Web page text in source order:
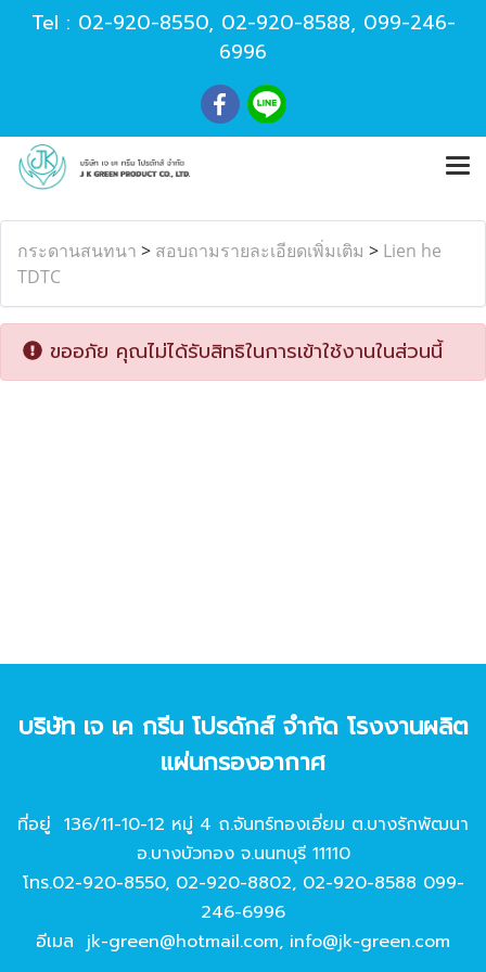
Tel : 02-920-8550, 02-920-8588, 099-246-
6996
กระดานสนทนา > สอบถามรายละเอียดเพิ่มเติม > Lien he
TDTC
ขออภัย คุณไม่ได้รับสิทธิในการเข้าใช้งานในส่วนนี้
บริษัท เจ เค กรีน โปรดักส์ จํากัด โรงงานผลิต
แผ่นกรองอากาศ
ที่อยู่ 136/11-10-12 หมู่ 4 ถ.จันทร์ทองเอี่ยม ต.บางรักพัฒนา
อ.บางบัวทอง จ.นนทบุรี 11110
โทร.02-920-8550, 02-920-8802, 02-920-8588 099-
246-6996
อีเมล jk-green@hotmail.com, info@jk-green.com